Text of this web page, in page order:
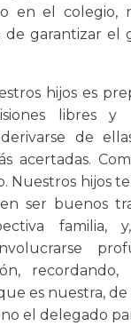
en el colegio,
garantizar el
hijos es
libres y
de
acertadas.
Nuestros hijos
ser buenos
familia,
recordando,
es nuestra,
el delegado